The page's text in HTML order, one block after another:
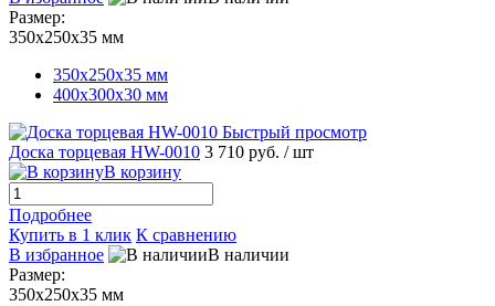
Размер:
350х250х35 мм
350х250х35 мм
400х300х30 мм
Быстрый просмотр
Доска торцевая HW-0010 3 710 руб. / шт
В корзину
Подробнее
Купить в 1 клик К сравнению
В избранное
В наличии
Размер:
350х250х35 мм